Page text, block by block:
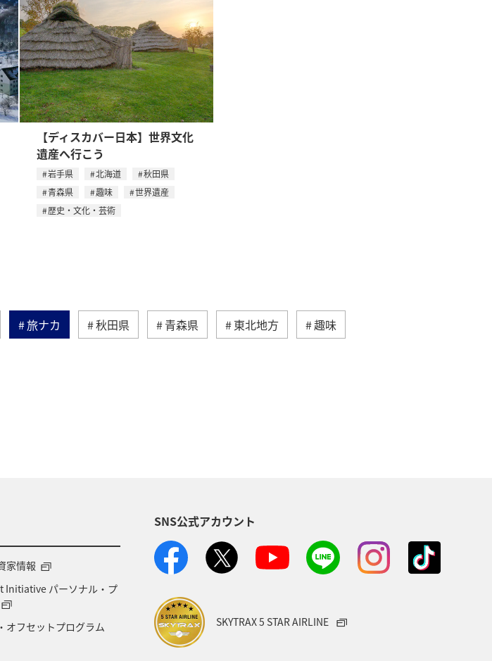
【ディスカバー日本】世界文化
遺産へ行こう
岩手県 北海道
秋田県
青森県
趣味
世界遺産
歴史・文化・芸術
旅ナカ 秋田県 青森県 東北地方 趣味
家情報
Initiative パーソナル・プ
オフセットプログラム
SNS公式アカウント
SKYTRAX 5 STAR AIRLINE